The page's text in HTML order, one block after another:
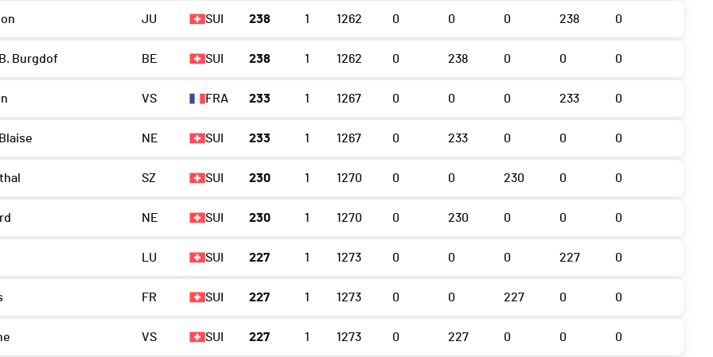
JU SUI 238 1 1262 0 0 0 238 0
Burgdof BE SUI 238 1 1262 0 238 0 0 0
VS FRA 233 1 1267 0 0 0 233 0
NE SUI 233 1 1267 0 233 0 0 0
SZ SUI 230 1 1270 0 0 230 0 0
NE SUI 230 1 1270 0 230 0 0 0
LU SUI 227 1 1273 0 0 0 227 0
FR SUI 227 1 1273 0 0 227 0 0
VS SUI 227 1 1273 0 227 0 0 0